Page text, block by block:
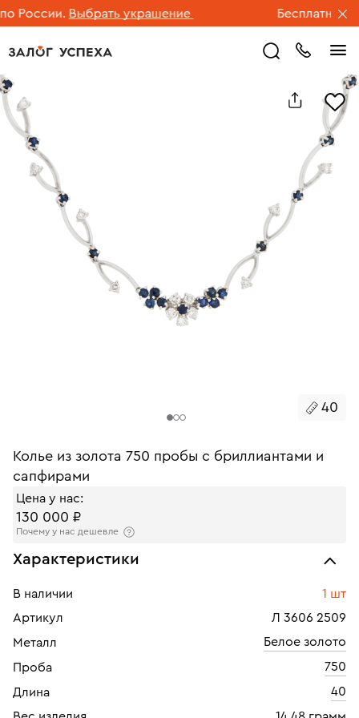
России. Выбрать украшение Бесплатная
40
Колье из золота 750 пробы с бриллиантами и
сапфирами
Цена у нас:
130 000 ₽
Почему у нас дешевле
Характеристики
В наличии
1 шт
Артикул
Л 3606 2509
Металл
Белое золото
Проба
750
Длина
40